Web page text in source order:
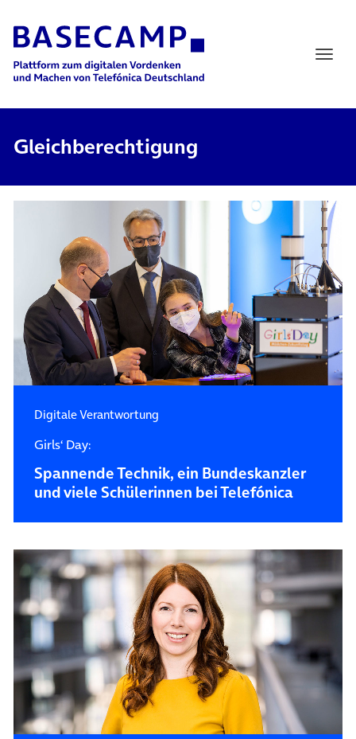
Main Navigation
Gleichberechtigung
Digitale Verantwortung
Girls‘ Day:
Spannende Technik, ein Bundeskanzler
und viele Schülerinnen bei Telefónica